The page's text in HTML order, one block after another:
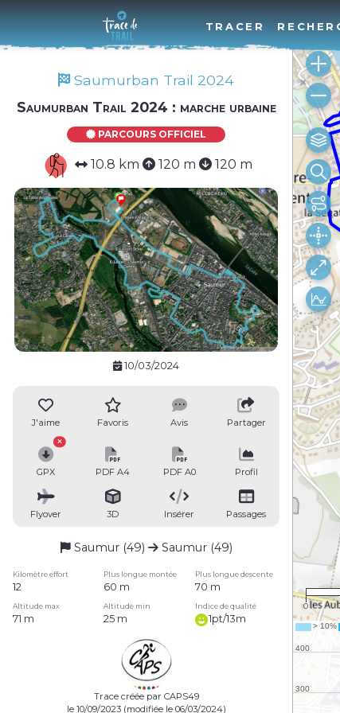
TRACER
Saumurban Trail 2024
Saumurban Trail 2024 : marche urbaine
PARCOURS OFFICIEL
10.8 km 120 m 120 m
10/03/2024
J'aime Favoris Avis Partager
GPX PDF A4 PDF A0 Profil
Flyover 3D Insérer Passages
Saumur (49) Saumur (49)
Kilomètre effort Plus longue montée Plus longue descente
12 60 m 70 m
Altitude max Altitude min Indice de qualité
71 m 25 m 1pt/13m
Trace créée par CAPS49
le 10/09/2023 (modifiée le 06/03/2024)
0